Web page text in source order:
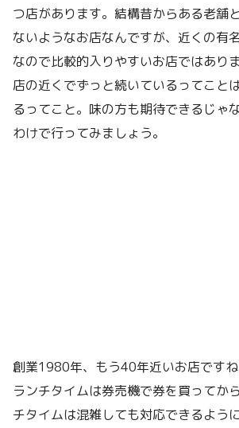
つ店があります。結構昔からある老舗
ないようなお店なんですが、近くの有
なので比較的入りやすいお店ではあり
店の近くでずっと続いているってこと
るってこと。味の方も期待できるじゃ
わけで行ってみましょう。
創業1980年、もう40年近いお店ですね
ランチタイムは券売機で券を買ってか
チタイムは混雑しても対応できるよう